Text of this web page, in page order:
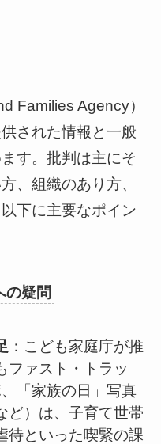
Families Agency）
された情報と一般
す。批判は主にそ
、組織のあり方、
下に主要なポイン
の疑問
：こども家庭庁が推
ファスト・トラッ
「家族の日」写真
ど）は、子育て世帯
待といった喫緊の課